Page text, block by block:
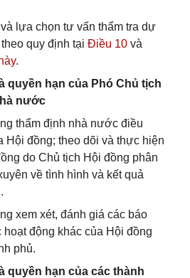
lựa chọn tư vấn thẩm tra dự
quy định tại Điều 10 và
.
quyền hạn của Phó Chủ tịch
nước
thẩm định nhà nước điều
Hội đồng; theo dõi và thực hiện
do Chủ tịch Hội đồng phân
về tình hình và kết quả
xem xét, đánh giá các báo
động khác của Hội đồng
phủ.
quyền hạn của các thành